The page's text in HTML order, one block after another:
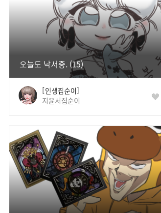
오늘도 낙서중. 15
인생집순이
지윤서집순이